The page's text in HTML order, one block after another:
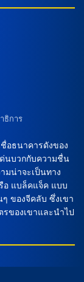
ตัวจริง ฟาบิโอ
ธิการ
อธนาคารดังของ
นบวกกับความชื่น
มน่าจะเป็นทาง
อ แบล็คแจ็ค แบบ
ของจีคลับ ซึ่งเขา
ของเขาและนำไป